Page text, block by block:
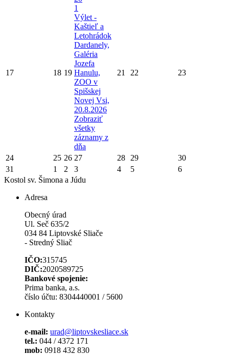
17 18 19
1
Výlet -
Kaštieľ a
Letohrádok
Dardanely,
Galéria
Jozefa
Hanulu,
ZOO v
Spišskej
Novej Vsi,
20.8.2026
Zobraziť
všetky
záznamy z
dňa
21 22 23
24 25 26 27 28 29
30
31
1 2 3 4 5
6
Kostol sv. Šimona a Júdu
Adresa
Obecný úrad
Ul. Seč 635/2
034 84 Liptovské Sliače
- Stredný Sliač
IČO:315745
DIČ:2020589725
Bankové spojenie:
Prima banka, a.s.
číslo účtu: 8304440001 / 5600
Kontakty
e-mail: urad@liptovskesliace.sk
tel.: 044 / 4372 171
mob: 0918 432 830